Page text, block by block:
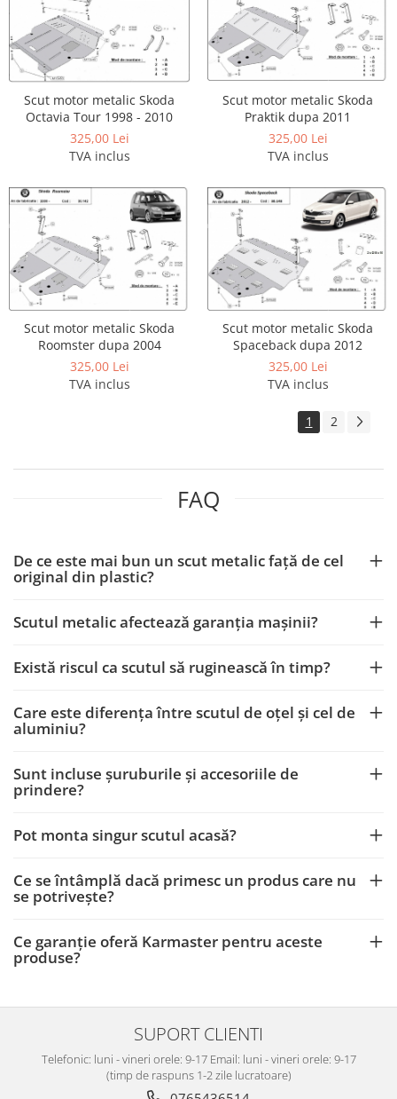
Scut motor metalic Skoda
Octavia Tour 1998 - 2010
325,00 Lei
TVA inclus
Scut motor metalic Skoda
Praktik dupa 2011
325,00 Lei
TVA inclus
Scut motor metalic Skoda
Roomster dupa 2004
325,00 Lei
TVA inclus
Scut motor metalic Skoda
Spaceback dupa 2012
325,00 Lei
TVA inclus
1 2
FAQ
De ce este mai bun un scut metalic față de cel
original din plastic?
Scutul metalic afectează garanția mașinii?
Există riscul ca scutul să ruginească în timp?
Care este diferența între scutul de oțel și cel de
aluminiu?
Sunt incluse șuruburile și accesoriile de
prindere?
Pot monta singur scutul acasă?
Ce se întâmplă dacă primesc un produs care nu
se potrivește?
Ce garanție oferă Karmaster pentru aceste
produse?
SUPORT CLIENTI
Telefonic: luni - vineri orele: 9-17 Email: luni - vineri orele: 9-17
(timp de raspuns 1-2 zile lucratoare)